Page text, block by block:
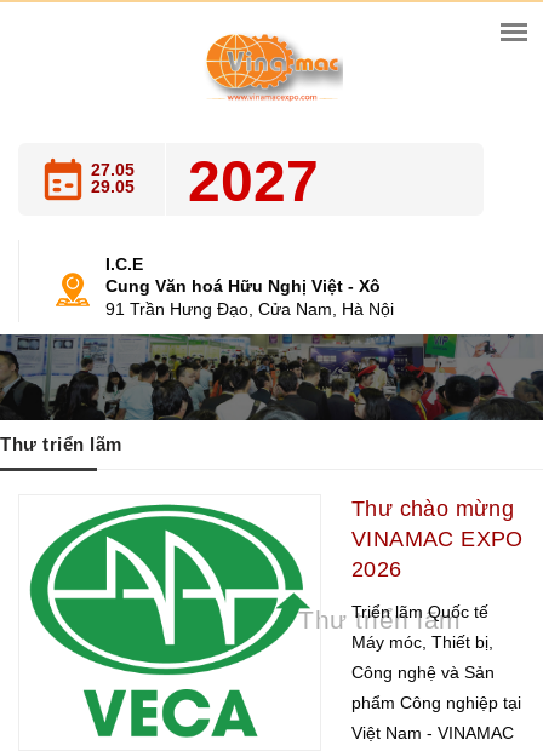
27.05
29.05
2027
I.C.E
Cung Văn hoá Hữu Nghị Việt - Xô
91 Trần Hưng Đạo, Cửa Nam, Hà Nội
TRANG CHỦ GIỚI THIỆU
»THƯ TRIỂN LÃM
Thư triển lãm
Thư triển lãm
Thư chào mừng
VINAMAC EXPO
2026
Triển lãm Quốc tế
Máy móc, Thiết bị,
Công nghệ và Sản
phẩm Công nghiệp tại
Việt Nam - VINAMAC